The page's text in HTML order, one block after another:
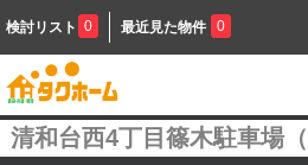
検討リスト 0 最近見た物件 0
清和台西4丁目篠木駐車場（